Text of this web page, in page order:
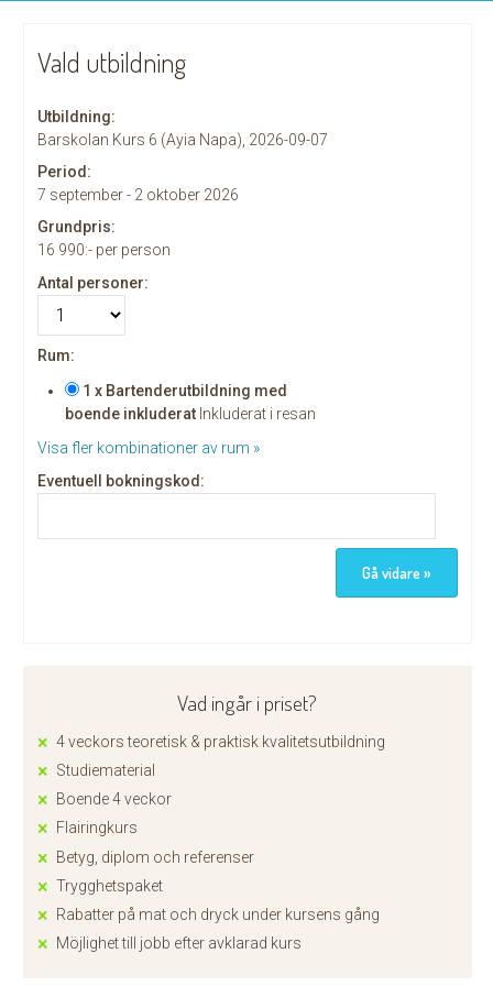
Vald utbildning
Utbildning:
Barskolan Kurs 6 (Ayia Napa), 2026-09-07
Period:
7 september - 2 oktober 2026
Grundpris:
16 990:- per person
Antal personer:
Rum:
1 x Bartenderutbildning med
boende inkluderat Inkluderat i resan
Visa fler kombinationer av rum »
Eventuell bokningskod:
Vad ingår i priset?
4 veckors teoretisk & praktisk kvalitetsutbildning
Studiematerial
Boende 4 veckor
Flairingkurs
Betyg, diplom och referenser
Trygghetspaket
Rabatter på mat och dryck under kursens gång
Möjlighet till jobb efter avklarad kurs